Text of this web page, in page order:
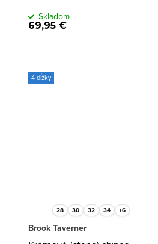
69,95 €
Skladom
4 dĺžky
28 30 32 34 +6
Brook Taverner